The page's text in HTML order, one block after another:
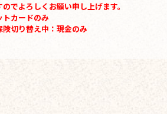
でよろしくお願い申し上げます。
カードのみ
切り替え中：現金のみ